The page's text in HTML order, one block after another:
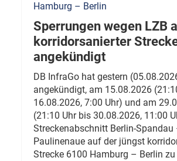
Hamburg – Berlin
Sperrungen wegen LZB
korridorsanierter
angekündigt
DB InfraGo hat gestern
angekündigt, am 15.08.2026
16.08.2026, 7:00 Uhr) und am
(21:10 Uhr bis 30.08.2026, 11:00
Streckenabschnitt Berlin-Spandau
Paulinenaue auf der jüngst
Strecke 6100 Hamburg – Berlin zu